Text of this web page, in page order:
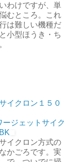
わけですが、単
むところ。これ
は難しい機種だ
小型ほうき・ち
イクロン１５０
ジェットサイク
イクロン方式の
かごろです。実